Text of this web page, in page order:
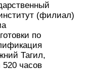
(филиал)
по
Тагил,
часов